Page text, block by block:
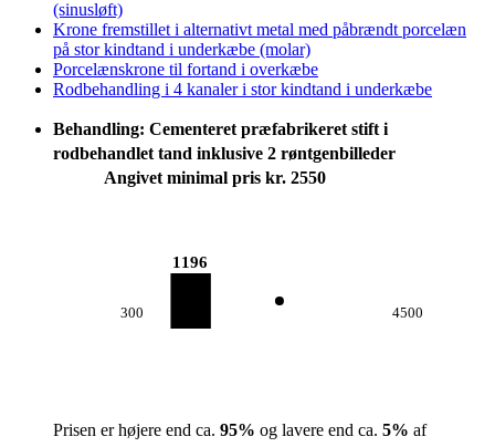
(sinusløft)
Krone fremstillet i alternativt metal med påbrændt porcelæn
på stor kindtand i underkæbe (molar)
Porcelænskrone til fortand i overkæbe
Rodbehandling i 4 kanaler i stor kindtand i underkæbe
Behandling: Cementeret præfabrikeret stift i
rodbehandlet tand inklusive 2 røntgenbilleder
Angivet minimal pris kr. 2550
300
1196
4500
Prisen er højere end ca. 95% og lavere end ca. 5% af